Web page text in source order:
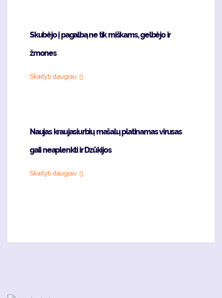
Skubėjo į pagalbą ne tik miškams, gelbėjo ir
žmones
Skaityti daugiau
Naujas kraujasiurbių mašalų platinamas virusas
gali neaplenkti ir Dzūkijos
Skaityti daugiau